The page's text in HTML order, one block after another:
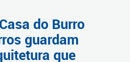
do Burro
guardam
que